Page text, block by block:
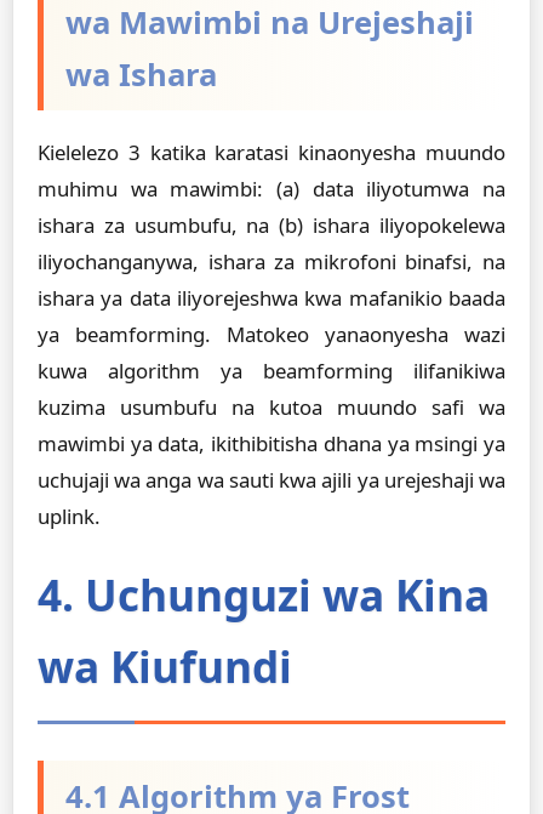
wa Mawimbi na Urejeshaji
wa Ishara
Kielelezo 3 katika karatasi kinaonyesha muundo
muhimu wa mawimbi: (a) data iliyotumwa na
ishara za usumbufu, na (b) ishara iliyopokelewa
iliyochanganywa, ishara za mikrofoni binafsi, na
ishara ya data iliyorejeshwa kwa mafanikio baada
ya beamforming. Matokeo yanaonyesha wazi
kuwa algorithm ya beamforming ilifanikiwa
kuzima usumbufu na kutoa muundo safi wa
mawimbi ya data, ikithibitisha dhana ya msingi ya
uchujaji wa anga wa sauti kwa ajili ya urejeshaji wa
uplink.
4. Uchunguzi wa Kina
wa Kiufundi
4.1 Algorithm ya Frost